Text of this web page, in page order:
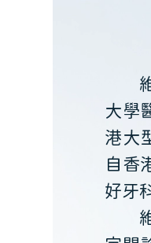
大學
港大
自香
好牙